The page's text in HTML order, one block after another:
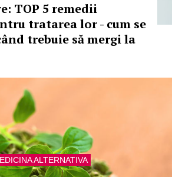
TOP 5 remedii
tratarea lor - cum se
trebuie să mergi la
ALTERNATIVA